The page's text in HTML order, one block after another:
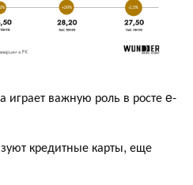
играет важную роль в росте e-
кредитные карты, еще